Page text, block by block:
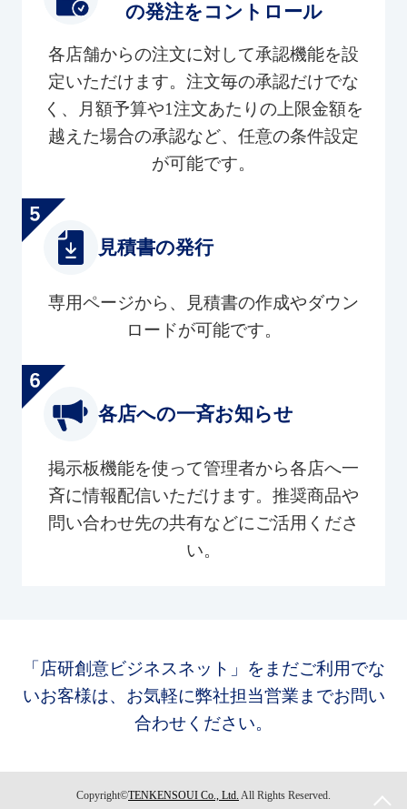
の発注をコントロール
各店舗からの注文に対して承認機能を設
定いただけます。注文毎の承認だけでな
く、月額予算や1注文あたりの上限金額を
越えた場合の承認など、任意の条件設定
が可能です。
見積書の発行
専用ページから、見積書の作成やダウン
ロードが可能です。
各店への一斉お知らせ
掲示板機能を使って管理者から各店へ一
斉に情報配信いただけます。推奨商品や
問い合わせ先の共有などにご活用くださ
い。
「店研創意ビジネスネット」をまだご利用でな
いお客様は、お気軽に弊社担当営業までお問い
合わせください。
Copyright©TENKENSOUI Co., Ltd. All Rights Reserved.